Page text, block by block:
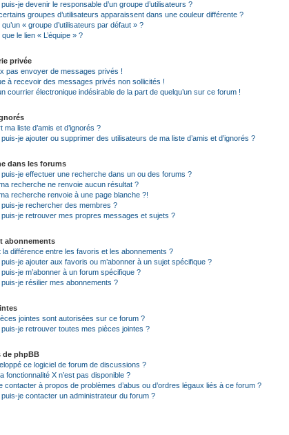
je devenir le responsable d’un groupe d’utilisateurs ?
groupes d’utilisateurs apparaissent dans une couleur différente ?
qu’un « groupe d’utilisateurs par défaut » ?
le lien « L’équipe » ?
privée
pas envoyer de messages privés !
à recevoir des messages privés non sollicités !
courrier électronique indésirable de la part de quelqu’un sur ce forum !
ma liste d’amis et d’ignorés ?
je ajouter ou supprimer des utilisateurs de ma liste d’amis et d’ignorés ?
dans les forums
puis-je effectuer une recherche dans un ou des forums ?
recherche ne renvoie aucun résultat ?
recherche renvoie à une page blanche ?!
puis-je rechercher des membres ?
puis-je retrouver mes propres messages et sujets ?
abonnements
la différence entre les favoris et les abonnements ?
je ajouter aux favoris ou m’abonner à un sujet spécifique ?
je m’abonner à un forum spécifique ?
je résilier mes abonnements ?
jointes sont autorisées sur ce forum ?
puis-je retrouver toutes mes pièces jointes ?
de phpBB
ce logiciel de forum de discussions ?
fonctionnalité X n’est pas disponible ?
contacter à propos de problèmes d’abus ou d’ordres légaux liés à ce forum ?
je contacter un administrateur du forum ?